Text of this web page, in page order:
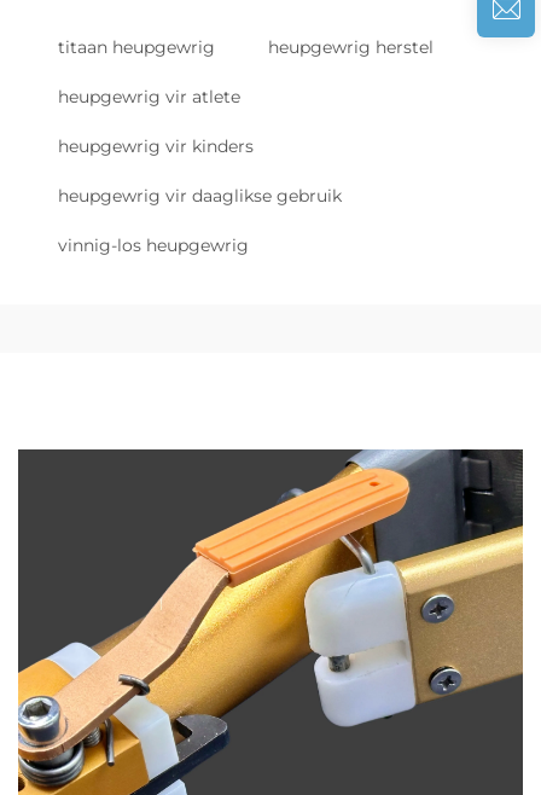
titaan heupgewrig heupgewrig herstel
heupgewrig vir atlete
heupgewrig vir kinders
heupgewrig vir daaglikse gebruik
vinnig-los heupgewrig